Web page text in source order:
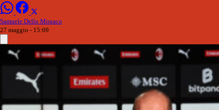
Samuele Dello Monaco
27 maggio - 15:09